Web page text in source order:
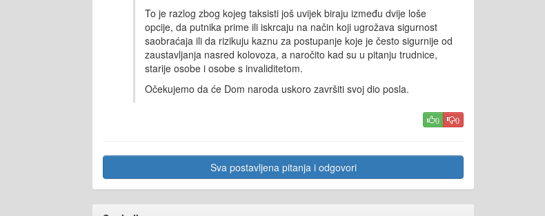
To je razlog zbog kojeg taksisti još uvijek biraju između dvije loše
opcije, da putnika prime ili iskrcaju na način koji ugrožava sigurnost
saobraćaja ili da rizikuju kaznu za postupanje koje je često sigurnije od
zaustavljanja nasred kolovoza, a naročito kad su u pitanju trudnice,
starije osobe i osobe s invaliditetom.
Očekujemo da će Dom naroda uskoro završiti svoj dio posla.
0 0
Sva postavljena pitanja i odgovori